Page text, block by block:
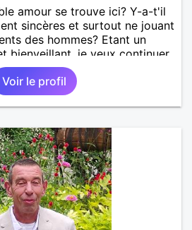
amour se trouve ici? Y-a-t'il
sincères et surtout ne jouant
des hommes? Etant un
bienveillant, je veux continuer
enfin former la petite famille
profil, profiteuse et autres
chemin, vous ne
tout!
Voir le profil